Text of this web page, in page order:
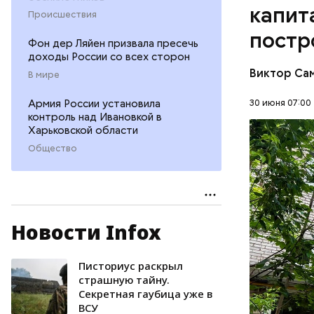
Происшествия
Фон дер Ляйен призвала пресечь
доходы России со всех сторон
В мире
Армия России установила
контроль над Ивановкой в
Харьковской области
Общество
Новости Infox
Писториус раскрыл
страшную тайну.
Секретная гаубица уже в
ВСУ
Виктор
30 июня 07:00
На крыше
РАЙОН
ЮГО-